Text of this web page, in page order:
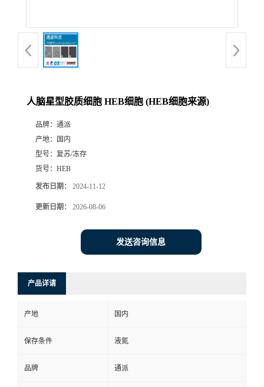
人脑星型胶质细胞 HEB细胞 (HEB细胞来源)
品牌： 通派
产地：
国内
型号： 复苏/冻存
货号： HEB
发布日期： 2024-11-12
更新日期： 2026-08-06
发送咨询信息
产品详请
产地 国内
保存条件 液氮
品牌 通派